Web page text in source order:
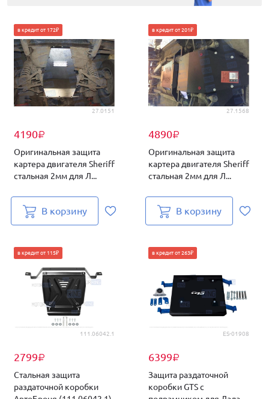
27.0151
4190₽
в кредит от 172₽
Оригинальная защита
картера двигателя Sheriff
стальная 2мм для Л...
В корзину
27.1568
4890₽
в кредит от 201₽
Оригинальная защита
картера двигателя Sheriff
стальная 2мм для Л...
В корзину
111.06042.1
2799₽
в кредит от 115₽
Стальная защита
раздаточной коробки
ES-01908
6399₽
в кредит от 263₽
Защита раздаточной
коробки GTS с